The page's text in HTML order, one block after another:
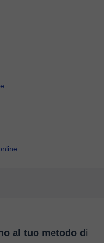
al tuo metodo di